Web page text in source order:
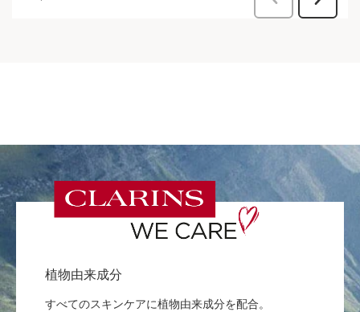
植物由来成分
すべてのスキンケアに植物由来成分を配合。